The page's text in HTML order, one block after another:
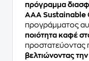
πρόγραμμα
AAA Sustainable
προγράμματος
ποιότητα καφέ
προστατεύοντας
βελτιώνοντας